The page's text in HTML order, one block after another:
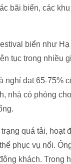
bãi biển, các
biển như
tục trong nhiều
đạt 65-75%
nhà có phòng
quá tải, hoạt
phục vụ nổi.
khách. Trong